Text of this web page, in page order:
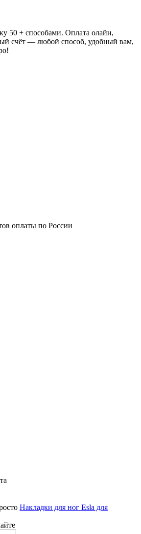
50 + способами. Оплата олайн,
счёт — любой способ, удобный вам,
оплаты по России
Накладки для ног Esla для